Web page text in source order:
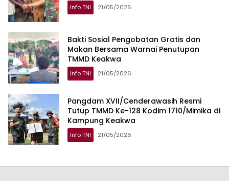
Info TNI 21/05/2026
Bakti Sosial Pengobatan Gratis dan
Makan Bersama Warnai Penutupan
TMMD Keakwa
Info TNI 21/05/2026
Pangdam XVII/Cenderawasih Resmi
Tutup TMMD Ke-128 Kodim 1710/Mimika di
Kampung Keakwa
Info TNI 21/05/2026